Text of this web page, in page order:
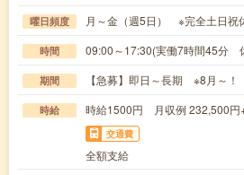
曜日頻度 月～金（週5日） ※完全土日祝
時間 09:00～17:30(実働7時間45分
期間 【急募】即日～長期 ※8月～！
時給 時給1500円 月収例 232,500円
交通費
全額支給